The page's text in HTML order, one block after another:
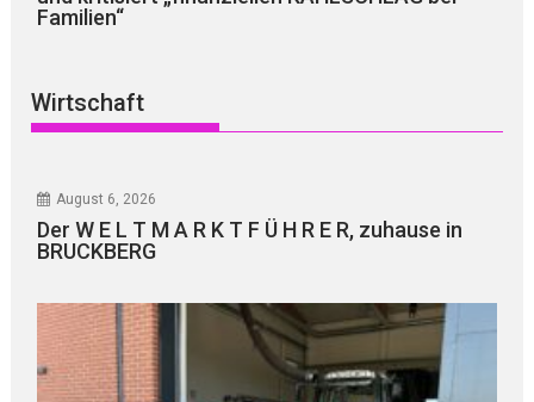
Familien“
Wirtschaft
August 6, 2026
Der W E L T M A R K T F Ü H R E R, zuhause in
BRUCKBERG